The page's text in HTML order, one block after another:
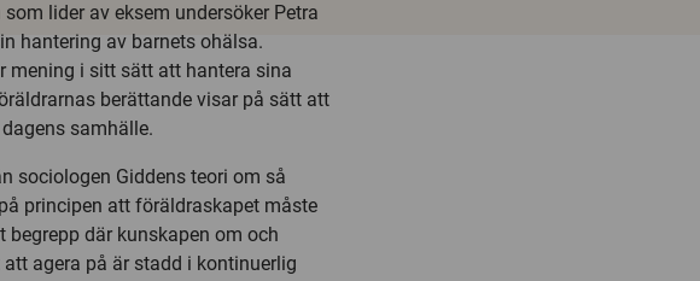
lider av eksem undersöker Petra
hantering av barnets ohälsa.
mening i sitt sätt att hantera sina
berättande visar på sätt att
samhälle.
sociologen Giddens teori om så
principen att föräldraskapet måste
där kunskapen om och
agera på är stadd i kontinuerlig